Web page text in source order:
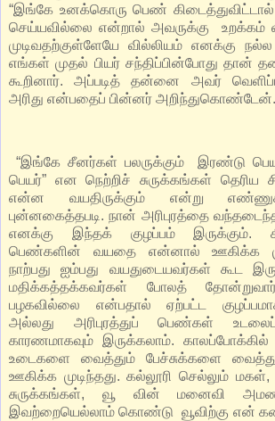
“இங்கே உனக்கொரு பெண் கிடைத்துவிட்டால்
செய்யவில்லை என்றால் அவருக்கு உறக்கம்
முடிவதற்குள்ளேயே வில்லியம் எனக்கு
எங்கள் முதல் பியர் சந்திப்பின்போது தான்
கூறினார். அப்படித் தன்னை அவர்
அரிது என்பதைப் பின்னர் அறிந்துகொண்டேன்.
“இங்கே சீனர்கள் பலருக்கும் இரண்டு
பெயர்” என நெற்றிச் சுருக்கங்கள் தெரிய
என்ன வயதிருக்கும் என்று
புன்னகைத்தபடி. நான் அரிபுரத்தை வந்தடைந்த
எனக்கு இந்தக் குழப்பம் இருக்கும்.
பெண்களின் வயதை என்னால் ஊகிக்க
நாற்பது ஐம்பது வயதுடையவர்கள் கூட
மதிக்கத்தக்கவர்கள் போலத்
பழகவில்லை என்பதால் ஏற்பட்ட
அல்லது அரிபுரத்துப் பெண்கள்
காரணமாகவும் இருக்கலாம்.
உடைகளை வைத்தும் பேச்சுக்களை
ஊகிக்க முடிந்தது. கல்லூரி செல்லும்
சுருக்கங்கள், வூ வின் மனைவி
இவற்றையெல்லாம் கொண்டு வூவிற்கு என்